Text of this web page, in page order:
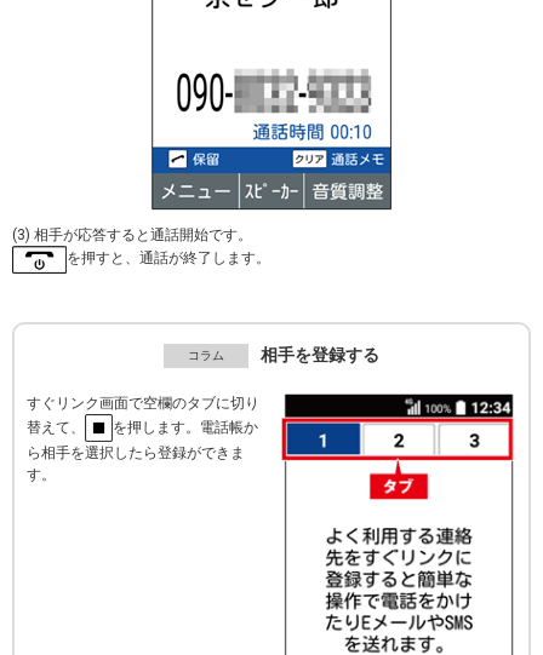
(3) 相手が応答すると通話開始です。
を押すと、通話が終了します。
相手を登録する
すぐリンク画面で空欄のタブに切り
替えて、
を押します。電話帳か
ら相手を選択したら登録ができま
す。